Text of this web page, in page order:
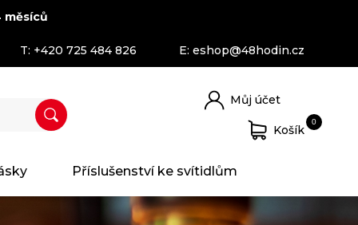
měsíců
T: +420 725 484 826 E: eshop@48hodin.cz
Můj účet
0
Košík
Příslušenství ke svítidlům